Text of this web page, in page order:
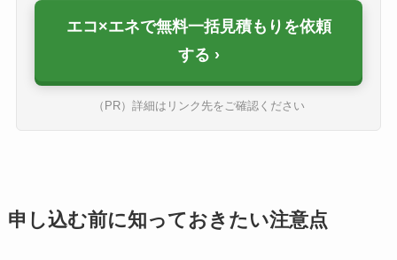
エコ×エネで無料一括見積もりを依頼
する
（PR）詳細はリンク先をご確認ください
申し込む前に知っておきたい注意点